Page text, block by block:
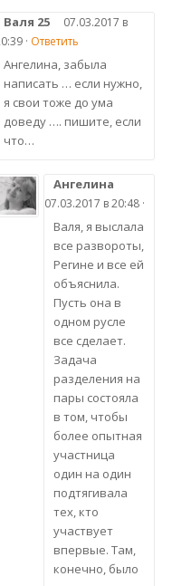
Валя 25
07.03.2017 в
· Ответить
Ангелина, забыла
написать … если нужно,
я свои тоже до ума
доведу …. пишите, если
что…
Ангелина
07.03.2017 в 20:48 ·
Валя, я выслала
все развороты,
Регине и все ей
объяснила.
Пусть она в
одном русле
все сделает.
Задача
разделения на
пары состояла
в том, чтобы
более опытная
участница
один на один
подтягивала
тех, кто
участвует
впервые. Там,
конечно, было